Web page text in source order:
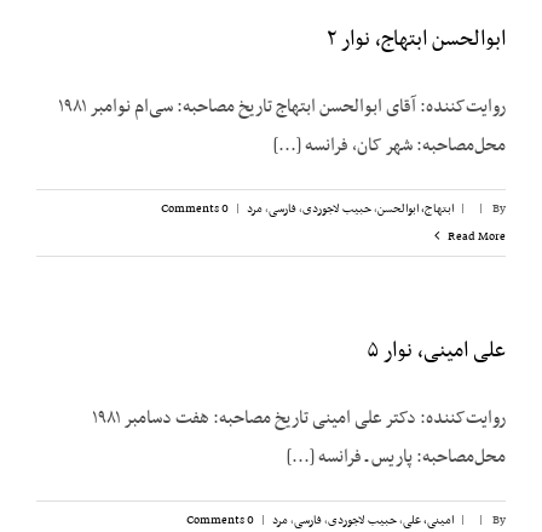
ابوالحسن ابتهاج، نوار ۲
روایت‌کننده: آقای ابوالحسن ابتهاج تاریخ مصاحبه: سی‌ام نوامبر ۱۹۸۱
محل‌مصاحبه: شهر کان، فرانسه [...]
By
|
| ابتهاج، ابوالحسن,حبیب لاجوردی,فارسی,مرد |
0 Comments
Read More
علی امینی، نوار ۵
روایت‌کننده: دکتر علی امینی تاریخ مصاحبه: هفت دسامبر ۱۹۸۱
محل‌مصاحبه: پاریس ـ فرانسه [...]
By
|
| امینی، علی,حبیب لاجوردی,فارسی,مرد |
0 Comments